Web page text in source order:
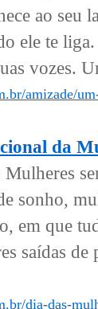
ao seu
ele te
vozes.
amizade/
da
sonho,
em que
saídas
dia-das-